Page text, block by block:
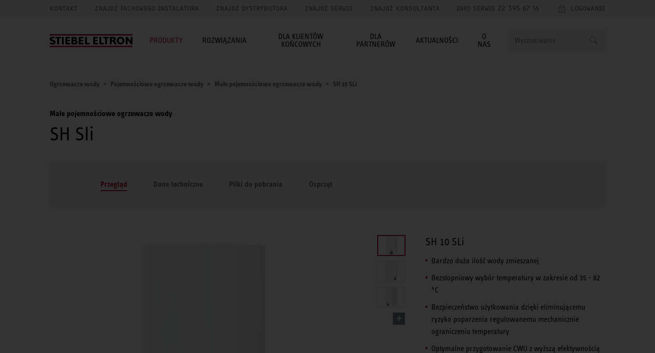
KONTAKT ZNAJDŹ FACHOWEGO INSTALATORA ZNAJDŹ DYSTRYBUTORA ZNAJDŹ SERWIS ZNAJDŹ KONSULTANTA INFO SERWIS 22 395 67 16 LOGOWANIE
PRODUKTY ROZWIĄZANIA
DLA KLIENTÓW
KOŃCOWYCH
DLA
PARTNERÓW
AKTUALNOŚCI
O
NAS
Ogrzewacze wody Pojemnościowe ogrzewacze wody Małe pojemnościowe ogrzewacze wody SH 10 SLi
Małe pojemnościowe ogrzewacze wody
SH Sli
Przegląd Dane techniczne Pliki do pobrania Osprzęt
SH 10 SLi
Bardzo duża ilość wody zmieszanej
Bezstopniowy wybór temperatury w zakresie od 35 - 82
°C
Bezpieczeństwo użytkowania dzięki eliminującemu
ryzyko poparzenia regulowanemu mechanicznie
ograniczeniu temperatury
Optymalne przygotowanie CWU z wyższą efektywnością